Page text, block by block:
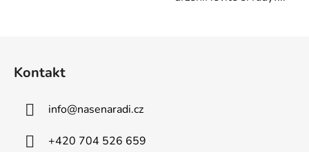
Kontakt
info@nasenaradi.cz
+420 704 526 659